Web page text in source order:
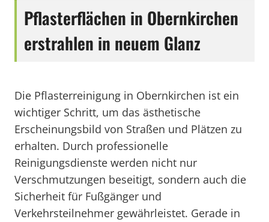
Pflasterflächen in Obernkirchen
erstrahlen in neuem Glanz
Die Pflasterreinigung in Obernkirchen ist ein
wichtiger Schritt, um das ästhetische
Erscheinungsbild von Straßen und Plätzen zu
erhalten. Durch professionelle
Reinigungsdienste werden nicht nur
Verschmutzungen beseitigt, sondern auch die
Sicherheit für Fußgänger und
Verkehrsteilnehmer gewährleistet. Gerade in